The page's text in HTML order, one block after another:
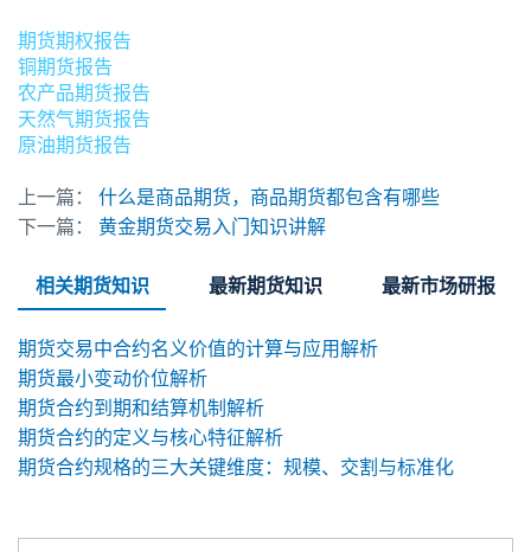
期货期权报告
铜期货报告
农产品期货报告
天然气期货报告
原油期货报告
上一篇：
什么是商品期货，商品期货都包含有哪些
下一篇：
黄金期货交易入门知识讲解
相关期货知识 最新期货知识 最新市场研报
期货交易中合约名义价值的计算与应用解析
期货最小变动价位解析
期货合约到期和结算机制解析
期货合约的定义与核心特征解析
期货合约规格的三大关键维度：规模、交割与标准化